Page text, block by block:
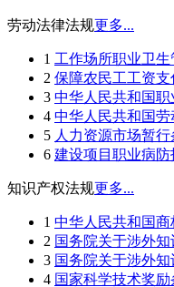
劳动法律法规更多...
1 工作场所职业卫生
2 保障农民工工资支
3 中华人民共和国职
4 中华人民共和国劳
5 人力资源市场暂行
6 建设项目职业病
知识产权法规更多...
1 中华人民共和国商
2 国务院关于涉外知
3 国务院关于涉外
4 国家科学技术奖励